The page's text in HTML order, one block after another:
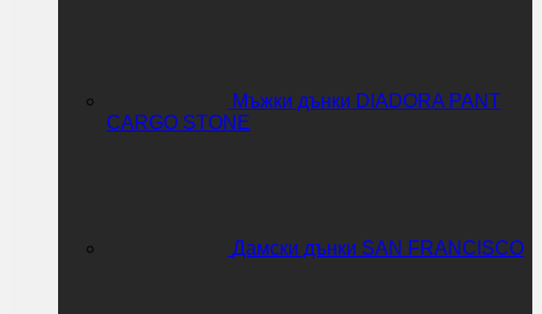
Мъжки дънки DIADORA PANT
CARGO STONE
Дамски дънки SAN FRANCISCO